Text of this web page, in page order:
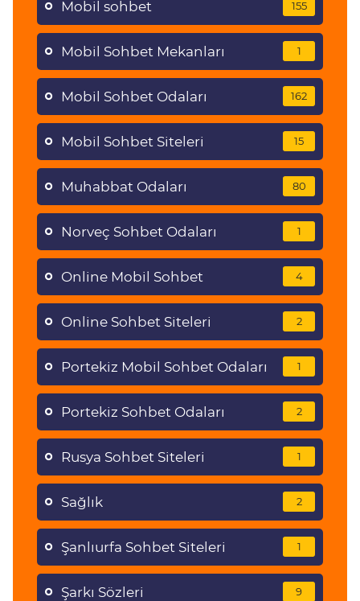
Mobil sohbet 155
Mobil Sohbet Mekanları 1
Mobil Sohbet Odaları 162
Mobil Sohbet Siteleri 15
Muhabbat Odaları 80
Norveç Sohbet Odaları 1
Online Mobil Sohbet 4
Online Sohbet Siteleri 2
Portekiz Mobil Sohbet Odaları 1
Portekiz Sohbet Odaları 2
Rusya Sohbet Siteleri 1
Sağlık 2
Şanlıurfa Sohbet Siteleri 1
Şarkı Sözleri 9